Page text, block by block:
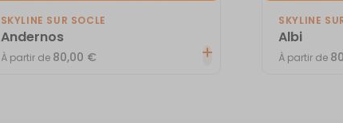
SKYLINE SUR SOCLE
Andernos
À partir de 80,00 €
SKYLINE
Albi
À partir de